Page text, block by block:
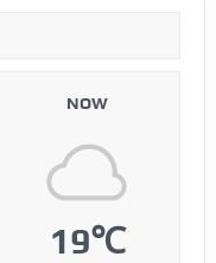
NOW
19℃